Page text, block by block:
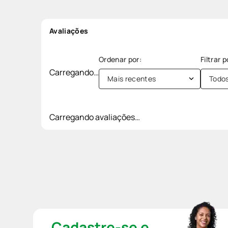
Avaliações
Carregando…
Mais recentes
Carregando avaliações…